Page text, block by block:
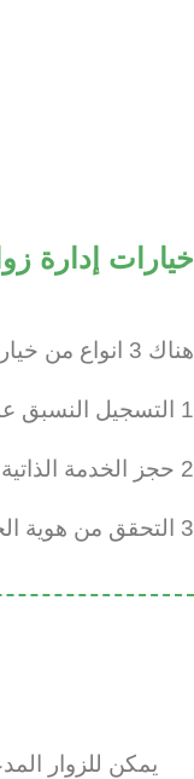
خيارات إدارة
هناك 3 انواع من خيارات إرادة زوار الخدمة الذاتية
1 التسجيل النسبق عبر الانترنت
2 حجز الخدمة الذاتية في الموقع
3 التحقق من هوية الخدمة الذاتية في الموقع
يمكن للزوار